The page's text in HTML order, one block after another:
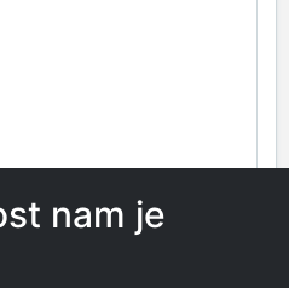
nam je